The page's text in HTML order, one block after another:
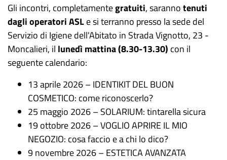
Gli incontri, completamentegratuiti, sarannotenuti
dagli operatori ASLe si terranno presso la sede del
Servizio di Igiene dell'Abitato in Strada Vignotto, 23 -
Moncalieri, il lunedì mattina (8.30-13.30) con il
seguente calendario:
13 aprile 2026 – IDENTIKIT DEL BUON
COSMETICO: come riconoscerlo?
25 maggio 2026 – SOLARIUM: tintarella sicura
19 ottobre 2026 – VOGLIO APRIRE IL MIO
NEGOZIO: cosa faccio e a chi lo dico?
9 novembre 2026 – ESTETICA AVANZATA